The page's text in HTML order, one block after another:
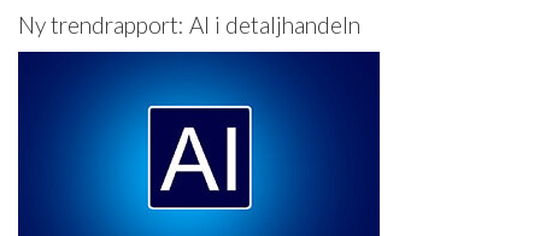
Ny trendrapport: AI i detaljhandeln